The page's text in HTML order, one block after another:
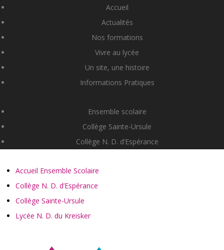
Accueil
Actualités
Nos formations
Vivre au lycée
Un site, une histoire
Informations Pratiques
Ensemble scolaire
Collège Sainte-Ursule
Collège N. D. d’Espérance
Accueil Ensemble Scolaire
Collège N. D. d’Espérance
Collège Sainte-Ursule
Lycée N. D. du Kreisker